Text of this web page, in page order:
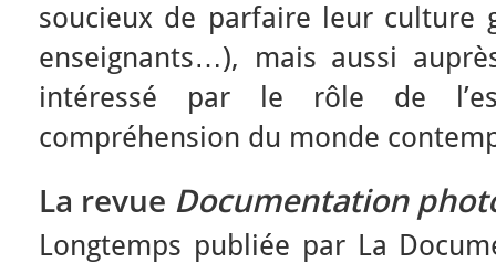
soucieux de parfaire leur culture
enseignants…), mais aussi
intéressé par le rôle de
compréhension du monde
La revue Documentation
Longtemps publiée par La